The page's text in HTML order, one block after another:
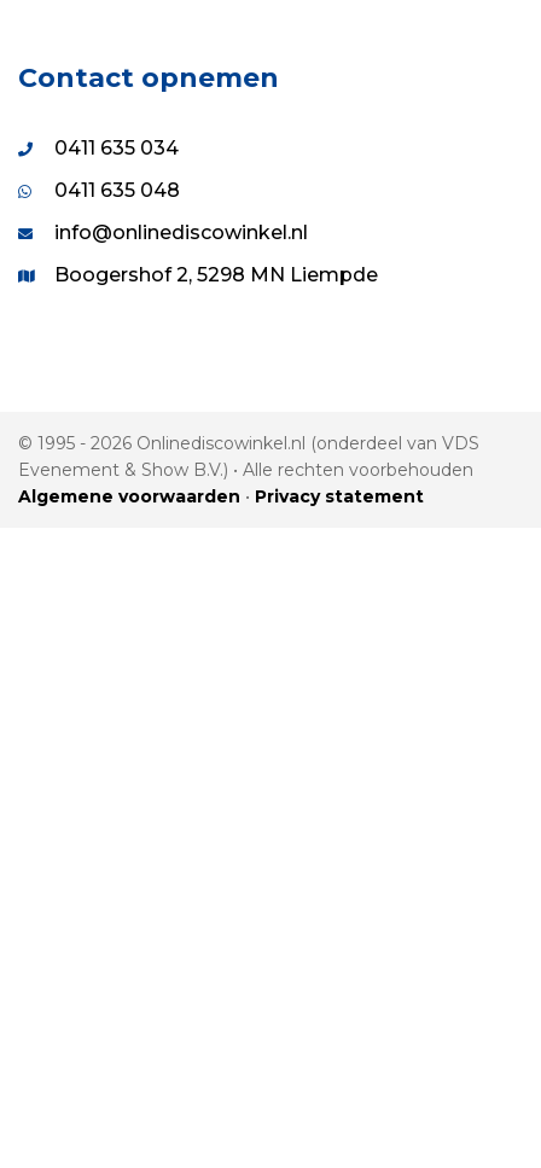
Contact opnemen
0411 635 034
0411 635 048
info@onlinediscowinkel.nl
Boogershof 2, 5298 MN Liempde
© 1995 - 2026 Onlinediscowinkel.nl (onderdeel van VDS
Evenement & Show B.V.) • Alle rechten voorbehouden
Algemene voorwaarden • Privacy statement